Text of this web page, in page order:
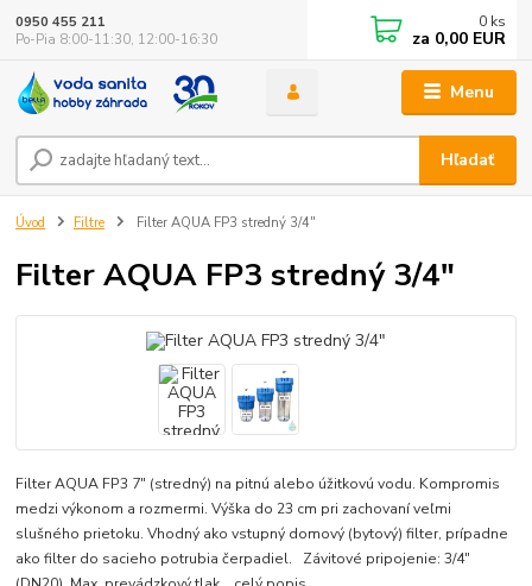
Menu
Hľadať
0950 455 211
Po-Pia 8:00-11:30, 12:00-16:30
0 ks
za 0,00 EUR
Úvod Filtre Filter AQUA FP3 stredný 3/4"
Filter AQUA FP3 stredný 3/4"
Filter AQUA FP3 7" (stredný) na pitnú alebo úžitkovú vodu. Kompromis
medzi výkonom a rozmermi. Výška do 23 cm pri zachovaní veľmi
slušného prietoku. Vhodný ako vstupný domový (bytový) filter, prípadne
ako filter do sacieho potrubia čerpadiel. Závitové pripojenie: 3/4"